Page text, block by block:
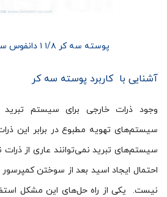
پوسته سه کر ۱/۸ ۱ دانفوس سری DCR1449
آشنایی با کاربرد پوسته سه کر
وجود ذرات خارجی برای سیستم
سیستم‌های تهویه مطبوع در برابر این
سیستم‌های تبرید نمی‌توانند عاری از
احتمال ایجاد اسید بعد از سوختن